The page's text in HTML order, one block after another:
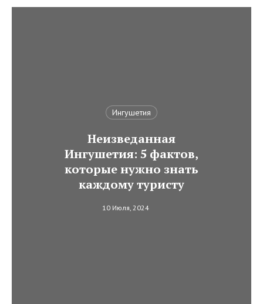
Ингушетия
Неизведанная
Ингушетия: 5 фактов,
которые нужно знать
каждому туристу
10 Июля, 2024